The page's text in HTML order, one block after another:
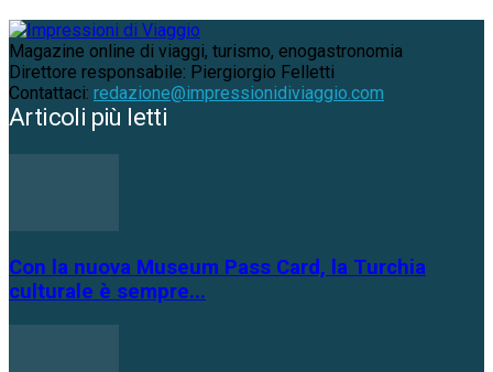
Magazine online di viaggi, turismo, enogastronomia
Direttore responsabile: Piergiorgio Felletti
Contattaci: redazione@impressionidiviaggio.com
Articoli più letti
Con la nuova Museum Pass Card, la Turchia
culturale è sempre...